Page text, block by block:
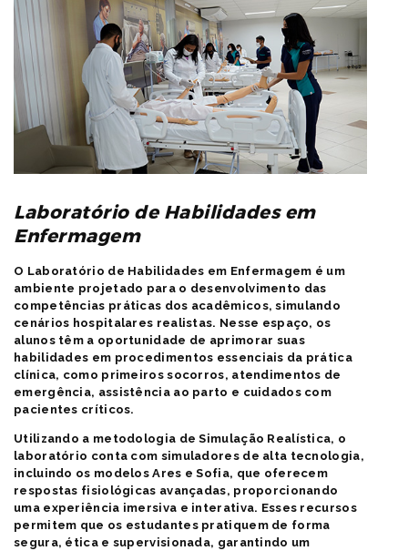
Laboratório de Habilidades em
Enfermagem
O Laboratório de Habilidades em Enfermagem é um
ambiente projetado para o desenvolvimento das
competências práticas dos acadêmicos, simulando
cenários hospitalares realistas. Nesse espaço, os
alunos têm a oportunidade de aprimorar suas
habilidades em procedimentos essenciais da prática
clínica, como primeiros socorros, atendimentos de
emergência, assistência ao parto e cuidados com
pacientes críticos.
Utilizando a metodologia de Simulação Realística, o
laboratório conta com simuladores de alta tecnologia,
incluindo os modelos Ares e Sofia, que oferecem
respostas fisiológicas avançadas, proporcionando
uma experiência imersiva e interativa. Esses recursos
permitem que os estudantes pratiquem de forma
segura, ética e supervisionada, garantindo um